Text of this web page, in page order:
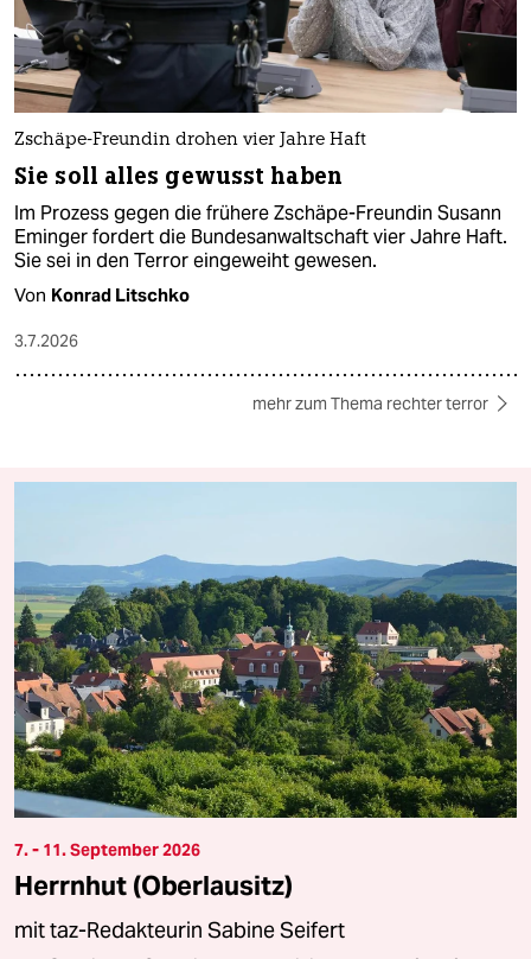
Zschäpe-Freundin drohen vier Jahre Haft
Sie soll alles gewusst haben
Im Prozess gegen die frühere Zschäpe-Freundin Susann
Eminger fordert die Bundesanwaltschaft vier Jahre Haft.
Sie sei in den Terror eingeweiht gewesen.
Von Konrad Litschko
3.7.2026
mehr zum Thema rechter terror
7. - 11. September 2026
Herrnhut (Oberlausitz)
mit taz-Redakteurin Sabine Seifert